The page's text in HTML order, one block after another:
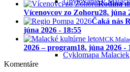
Cyklomapa Malaciek
Rodina
Vícenovcov zo Zohoru28. júna
Čaká nás
júna 2026 - 18:55
MCK
2026 – program18. júna 2026 -
Komentáre